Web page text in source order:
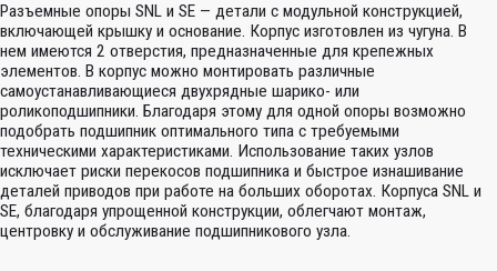
Разъемные опоры SNL и SE — детали с модульной конструкцией,
включающей крышку и основание. Корпус изготовлен из чугуна. В
нем имеются 2 отверстия, предназначенные для крепежных
элементов. В корпус можно монтировать различные
самоустанавливающиеся двухрядные шарико- или
роликоподшипники. Благодаря этому для одной опоры возможно
подобрать подшипник оптимального типа с требуемыми
техническими характеристиками. Использование таких узлов
исключает риски перекосов подшипника и быстрое изнашивание
деталей приводов при работе на больших оборотах. Корпуса SNL и
SE, благодаря упрощенной конструкции, облегчают монтаж,
центровку и обслуживание подшипникового узла.